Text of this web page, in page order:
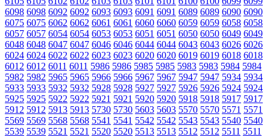
6098 6098 6092 6092 6093 6093 6091 6091 6089 6089 6090 6090
6075 6075 6062 6062 6061 6061 6060 6060 6059 6059 6058 6058
6057 6057 6054 6054 6053 6053 6051 6051 6050 6050 6049 6049
6048 6048 6047 6047 6046 6046 6044 6044 6043 6043 6026 6026
6024 6024 6022 6022 6023 6023 6020 6020 6019 6019 6018 6018
6012 6012 6011 6011 5986 5986 5985 5985 5983 5983 5984 5984
5982 5982 5965 5965 5966 5966 5967 5967 5947 5947 5934 5934
5933 5933 5932 5932 5928 5928 5927 5927 5926 5926 5924 5924
5925 5925 5922 5922 5921 5921 5920 5920 5918 5918 5917 5917
5912 5912 5913 5913 5730 5730 5603 5603 5570 5570 5571 5571
5569 5569 5568 5568 5541 5541 5542 5542 5543 5543 5540 5540
5539 5539 5521 5521 5520 5520 5513 5513 5512 5512 5511 5511